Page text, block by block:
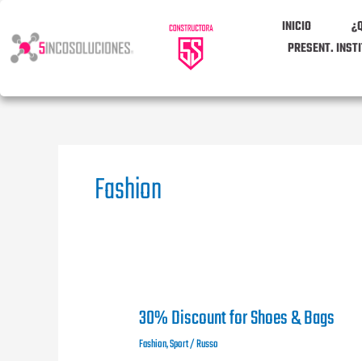
contenido
INICIO
PRESENT.
Fashion
30% Discount for Shoes & Bags
Fashion,Sport/Russo
30%
for